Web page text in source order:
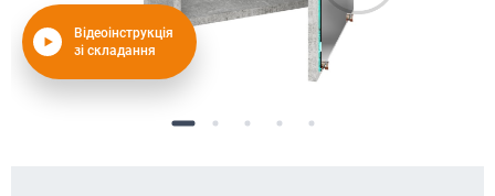
Відеоінструкція
зі складання